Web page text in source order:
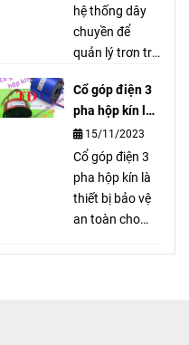
dưỡng cho
palang hãng
LGM 1 tấn, 2
tấn, 10 tấn, …
hệ thống dây
chuyền để
quản lý trơn tru
dây cáp mang
dòng điện cao
được sử dụng
trong cầu trục,
cổng trục và
bất kỳ thiết bị di
động công
Cổ góp điện 3
pha hộp kín là
gì?15/11/2023
Cổ góp điện 3
pha hộp kín là
thiết bị bảo vệ
an toàn cho